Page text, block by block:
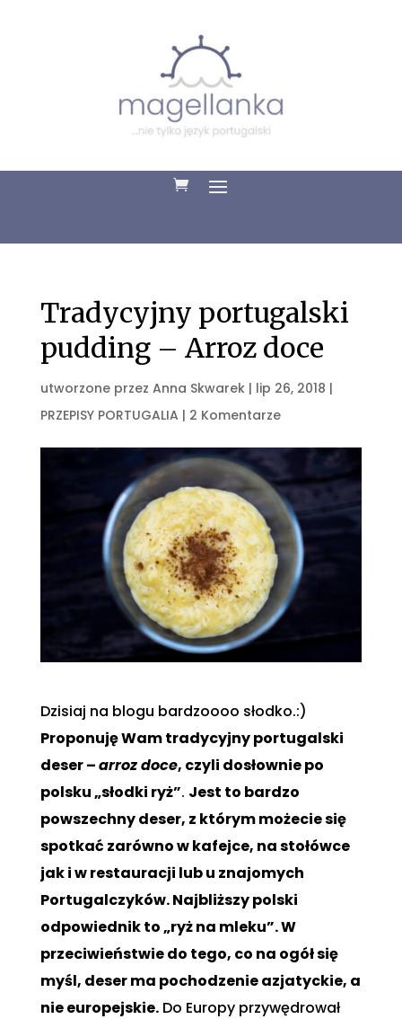
Tradycyjny portugalski
pudding – Arroz doce
utworzone przez Anna Skwarek| lip 26, 2018 |
PRZEPISY PORTUGALIA | 2 Komentarze
Dzisiaj na blogu bardzoooo słodko.:)
Proponuję Wam tradycyjny portugalski
deser –arroz doce, czyli dosłownie po
polsku „słodki ryż”. Jest to bardzo
powszechny deser, z którym możecie się
spotkać zarówno w kafejce, na stołówce
jak i w restauracji lub u znajomych
Portugalczyków. Najbliższy polski
odpowiednik to „ryż na mleku”. W
przeciwieństwie do tego, co na ogół się
myśl, deser ma pochodzenie azjatyckie, a
nie europejskie.Do Europy przywędrował